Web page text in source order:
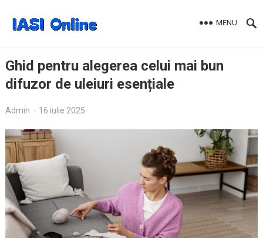
MENU
Ghid pentru alegerea celui mai bun
difuzor de uleiuri esențiale
Admin · 16 iulie 2025